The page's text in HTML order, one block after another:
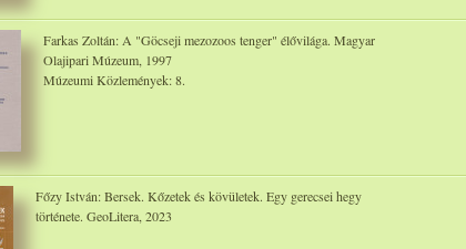
Farkas Zoltán: A "Göcseji mezozoos tenger" élővilága. Magyar
Olajipari Múzeum, 1997
Múzeumi Közlemények: 8.
Főzy István: Bersek. Kőzetek és kövületek. Egy gerecsei hegy
története. GeoLitera, 2023